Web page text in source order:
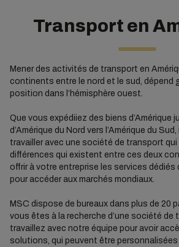
Transport en
Mener des activités de transport en
continents entre le nord et le sud, dépend
position dans l’hémisphère ouest.
Que vous expédiiez des biens d’Amérique
d’Amérique du Nord vers l’Amérique du
travailler avec une société de transport qui
différences qui existent entre ces deux
offrir à votre entreprise les services dédiés
pour accéder aux marchés mondiaux.
MSC dispose de bureaux dans plus de 20
vous êtes à la recherche d’une société de
travaillez avec notre équipe pour avoir
solutions, qui peuvent être personnalisées